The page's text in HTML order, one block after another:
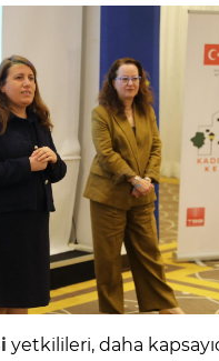
yetkilileri, daha